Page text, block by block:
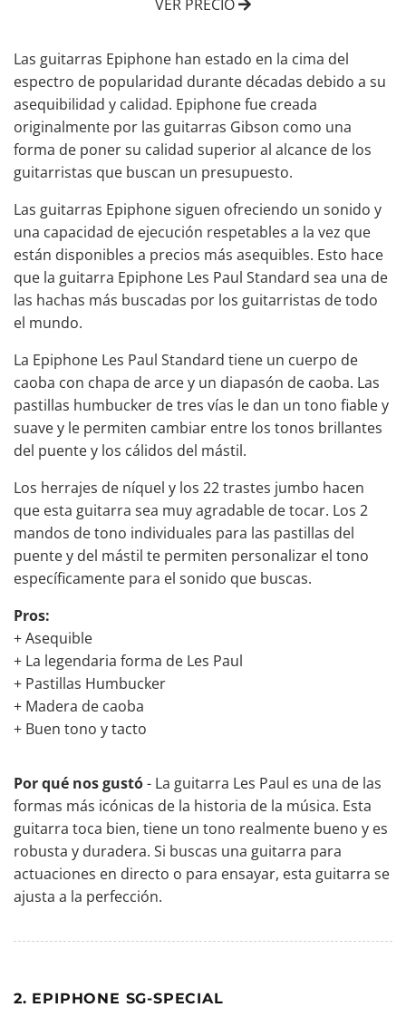
VER PRECIO
Las guitarras Epiphone han estado en la cima del
espectro de popularidad durante décadas debido a su
asequibilidad y calidad. Epiphone fue creada
originalmente por las guitarras Gibson como una
forma de poner su calidad superior al alcance de los
guitarristas que buscan un presupuesto.
Las guitarras Epiphone siguen ofreciendo un sonido y
una capacidad de ejecución respetables a la vez que
están disponibles a precios más asequibles. Esto hace
que la guitarra Epiphone Les Paul Standard sea una de
las hachas más buscadas por los guitarristas de todo
el mundo.
La Epiphone Les Paul Standard tiene un cuerpo de
caoba con chapa de arce y un diapasón de caoba. Las
pastillas humbucker de tres vías le dan un tono fiable y
suave y le permiten cambiar entre los tonos brillantes
del puente y los cálidos del mástil.
Los herrajes de níquel y los 22 trastes jumbo hacen
que esta guitarra sea muy agradable de tocar. Los 2
mandos de tono individuales para las pastillas del
puente y del mástil te permiten personalizar el tono
específicamente para el sonido que buscas.
Pros:
+ Asequible
+ La legendaria forma de Les Paul
+ Pastillas Humbucker
+ Madera de caoba
+ Buen tono y tacto
Por qué nos gustó- La guitarra Les Paul es una de las
formas más icónicas de la historia de la música. Esta
guitarra toca bien, tiene un tono realmente bueno y es
robusta y duradera. Si buscas una guitarra para
actuaciones en directo o para ensayar, esta guitarra se
ajusta a la perfección.
2. EPIPHONE SG-SPECIAL